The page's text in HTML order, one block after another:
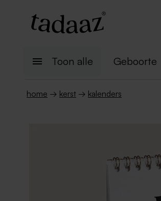
Toon alle Geboorte
home → kerst → kalenders